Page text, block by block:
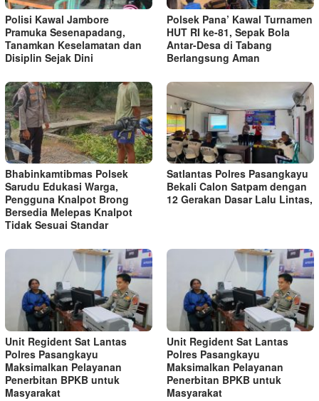
Polisi Kawal Jambore
Pramuka Sesenapadang,
Tanamkan Keselamatan dan
Disiplin Sejak Dini
Polsek Pana’ Kawal Turnamen
HUT RI ke-81, Sepak Bola
Antar-Desa di Tabang
Berlangsung Aman
Bhabinkamtibmas Polsek
Sarudu Edukasi Warga,
Pengguna Knalpot Brong
Bersedia Melepas Knalpot
Tidak Sesuai Standar
Satlantas Polres Pasangkayu
Bekali Calon Satpam dengan
12 Gerakan Dasar Lalu Lintas,
Unit Regident Sat Lantas
Polres Pasangkayu
Maksimalkan Pelayanan
Penerbitan BPKB untuk
Masyarakat
Unit Regident Sat Lantas
Polres Pasangkayu
Maksimalkan Pelayanan
Penerbitan BPKB untuk
Masyarakat